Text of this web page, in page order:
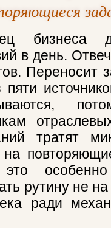
бизнеса
в день.
Переносит
пяти
тратят
на
рутину не
ради